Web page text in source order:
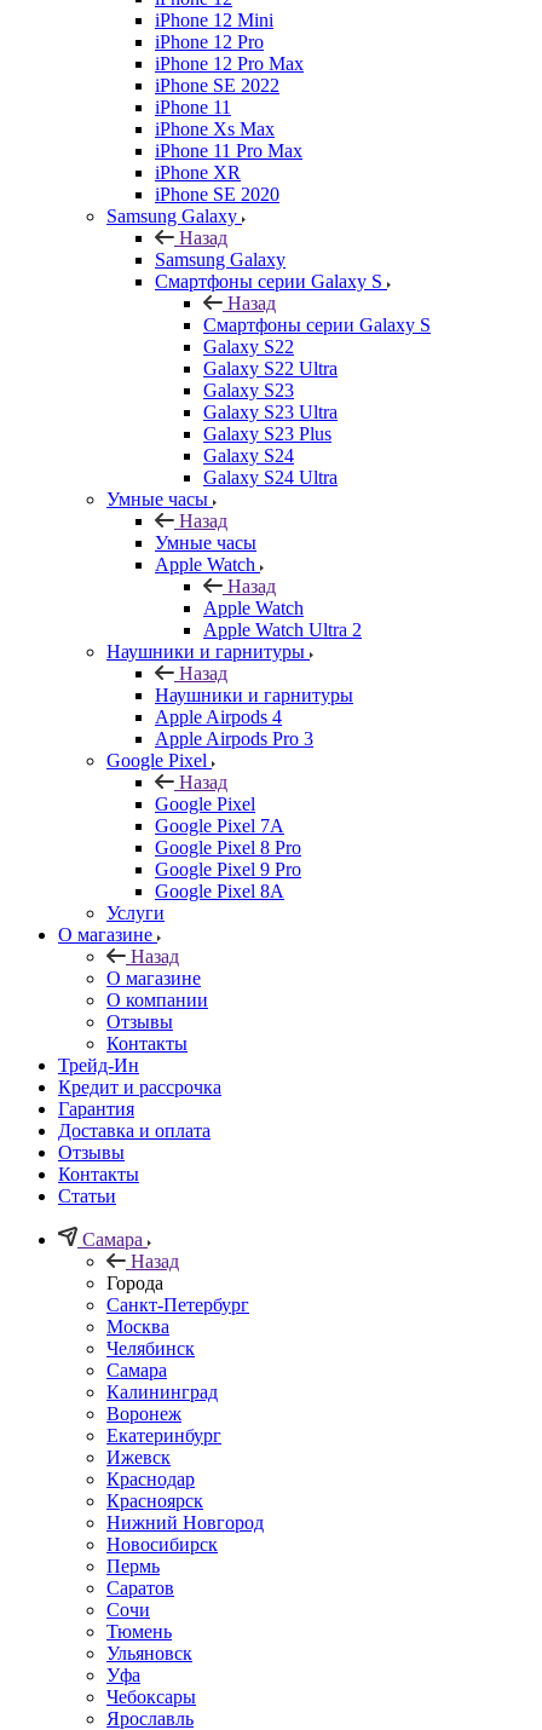
iPhone 12 Mini
iPhone 12 Pro
iPhone 12 Pro Max
iPhone SE 2022
iPhone 11
iPhone Xs Max
iPhone 11 Pro Max
iPhone XR
iPhone SE 2020
Samsung Galaxy
Назад
Samsung Galaxy
Смартфоны серии Galaxy S
Назад
Смартфоны серии Galaxy S
Galaxy S22
Galaxy S22 Ultra
Galaxy S23
Galaxy S23 Ultra
Galaxy S23 Plus
Galaxy S24
Galaxy S24 Ultra
Умные часы
Назад
Умные часы
Apple Watch
Назад
Apple Watch
Apple Watch Ultra 2
Наушники и гарнитуры
Назад
Наушники и гарнитуры
Apple Airpods 4
Apple Airpods Pro 3
Google Pixel
Назад
Google Pixel
Google Pixel 7А
Google Pixel 8 Pro
Google Pixel 9 Pro
Google Pixel 8A
Услуги
О магазине
Назад
О магазине
О компании
Отзывы
Контакты
Трейд-Ин
Кредит и рассрочка
Гарантия
Доставка и оплата
Отзывы
Контакты
Статьи
Самара
Назад
Города
Санкт-Петербург
Москва
Челябинск
Самара
Калининград
Воронеж
Екатеринбург
Ижевск
Краснодар
Красноярск
Нижний Новгород
Новосибирск
Пермь
Саратов
Сочи
Тюмень
Ульяновск
Уфа
Чебоксары
Ярославль